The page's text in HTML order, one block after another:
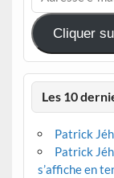
mail
Cliquer
Les 10
Patrick
Patrick
s’affiche en